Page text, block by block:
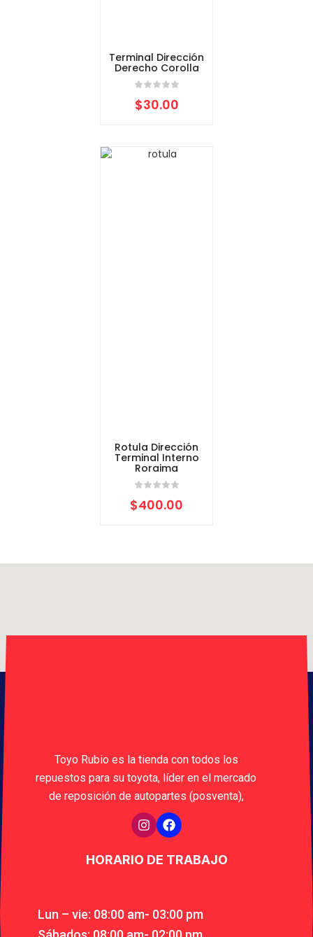
Terminal Dirección
Derecho Corolla
$30.00
Rotula Dirección
Terminal Interno
Roraima
$400.00
Toyo Rubio es la tienda con todos los
repuestos para su toyota, líder en el mercado
de reposición de autopartes (posventa),
HORARIO DE TRABAJO
Lun – vie: 08:00 am- 03:00 pm